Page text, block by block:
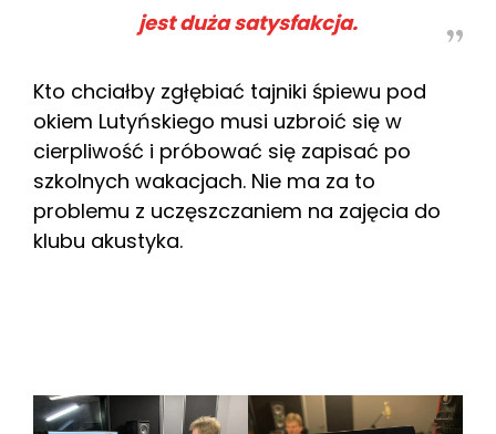
jest duża satysfakcja.
Kto chciałby zgłębiać tajniki śpiewu pod
okiem Lutyńskiego musi uzbroić się w
cierpliwość i próbować się zapisać po
szkolnych wakacjach. Nie ma za to
problemu z uczęszczaniem na zajęcia do
klubu akustyka.